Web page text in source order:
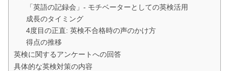
「英語の記録会」- モチベーターとしての英検活用
成長のタイミング
4度目の正直: 英検不合格時の声のかけ方
得点の推移
英検に関するアンケートへの回答
具体的な英検対策の内容